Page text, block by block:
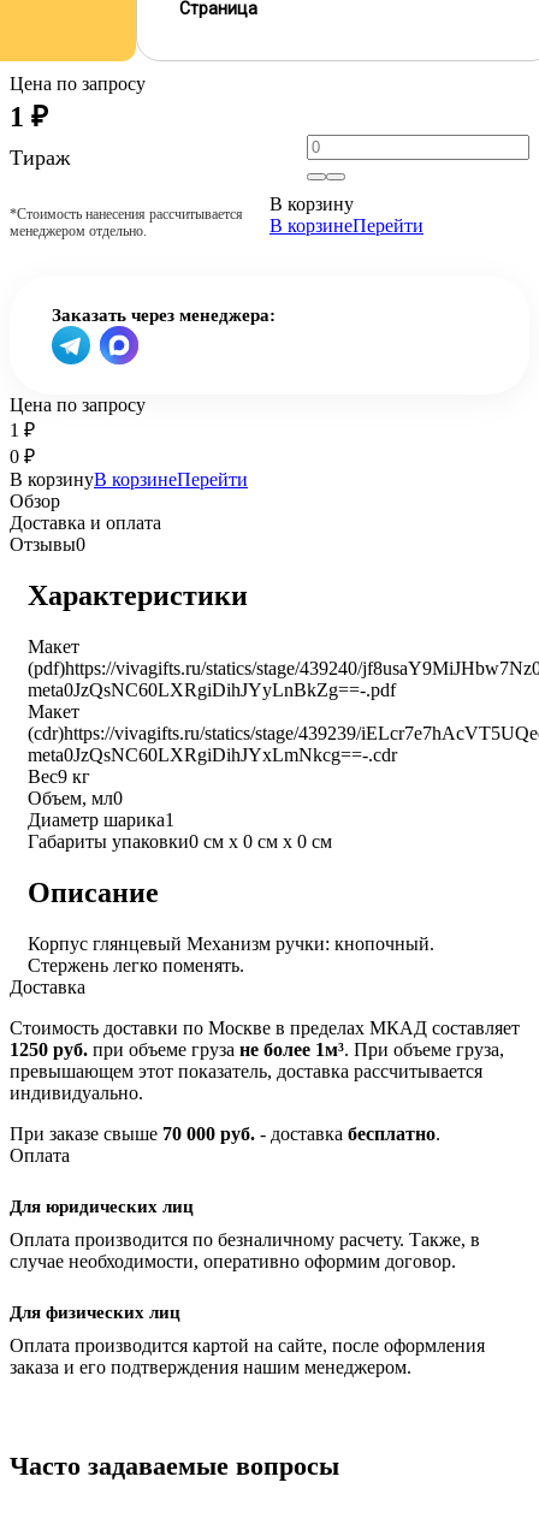
Страница
Цена по запросу
1 ₽
Тираж
*Стоимость нанесения рассчитывается
менеджером отдельно.
В корзину
В корзинеПерейти
Заказать через менеджера:
Цена по запросу
1 ₽
0 ₽
В корзинуВ корзинеПерейти
Обзор
Доставка и оплата
Отзывы0
Характеристики
Макет
(pdf)https://vivagifts.ru/statics/stage/439240/
meta0JzQsNC60LXRgiDihJYyLnBkZg==-.pdf
Макет
(cdr)https://vivagifts.ru/statics/stage/439239/
meta0JzQsNC60LXRgiDihJYxLmNkcg==-.cdr
Вес9 кг
Объем, мл0
Диаметр шарика1
Габариты упаковки0 см х 0 см х 0 см
Описание
Корпус глянцевый Механизм ручки: кнопочный.
Стержень легко поменять.
Доставка
Стоимость доставки по Москве в пределах МКАД составляет
1250 руб. при объеме груза не более 1м³. При объеме груза,
превышающем этот показатель, доставка рассчитывается
индивидуально.
При заказе свыше 70 000 руб. - доставка бесплатно.
Оплата
Для юридических лиц
Оплата производится по безналичному расчету. Также, в
случае необходимости, оперативно оформим договор.
Для физических лиц
Оплата производится картой на сайте, после оформления
заказа и его подтверждения нашим менеджером.
Часто задаваемые вопросы